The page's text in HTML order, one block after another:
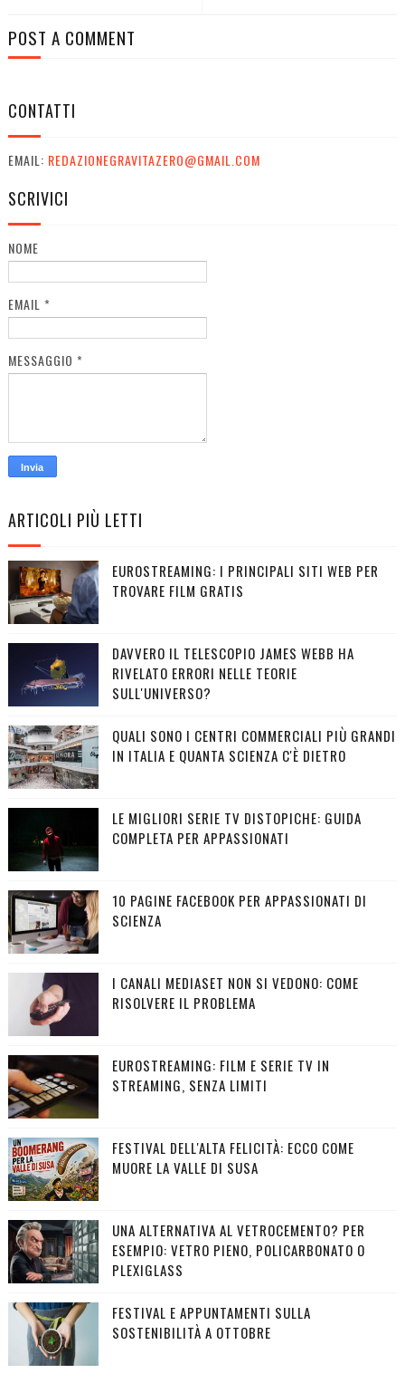
POST A COMMENT
CONTATTI
EMAIL: REDAZIONEGRAVITAZERO@GMAIL.COM
SCRIVICI
NOME
EMAIL *
MESSAGGIO *
ARTICOLI PIÙ LETTI
EUROSTREAMING: I PRINCIPALI SITI WEB PER
TROVARE FILM GRATIS
DAVVERO IL TELESCOPIO JAMES WEBB HA
RIVELATO ERRORI NELLE TEORIE
SULL'UNIVERSO?
QUALI SONO I CENTRI COMMERCIALI PIÙ GRANDI
IN ITALIA E QUANTA SCIENZA C'È DIETRO
LE MIGLIORI SERIE TV DISTOPICHE: GUIDA
COMPLETA PER APPASSIONATI
10 PAGINE FACEBOOK PER APPASSIONATI DI
SCIENZA
I CANALI MEDIASET NON SI VEDONO: COME
RISOLVERE IL PROBLEMA
EUROSTREAMING: FILM E SERIE TV IN
STREAMING, SENZA LIMITI
FESTIVAL DELL'ALTA FELICITÀ: ECCO COME
MUORE LA VALLE DI SUSA
UNA ALTERNATIVA AL VETROCEMENTO? PER
ESEMPIO: VETRO PIENO, POLICARBONATO O
PLEXIGLASS
FESTIVAL E APPUNTAMENTI SULLA
SOSTENIBILITÀ A OTTOBRE